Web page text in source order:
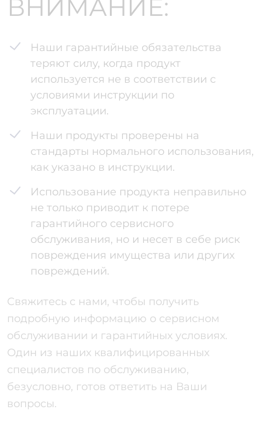
ВНИМАНИЕ:
Наши гарантийные обязательства
теряют силу, когда продукт
используется не в соответствии с
условиями инструкции по
эксплуатации.
Наши продукты проверены на
стандарты нормального использования,
как указано в инструкции.
Использование продукта неправильно
не только приводит к потере
гарантийного сервисного
обслуживания, но и несет в себе риск
повреждения имущества или других
повреждений.
Свяжитесь с нами, чтобы получить
подробную информацию о сервисном
обслуживании и гарантийных условиях.
Один из наших квалифицированных
специалистов по обслуживанию,
безусловно, готов ответить на Ваши
вопросы.